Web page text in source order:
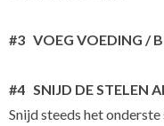
#3 VOEG VOEDING /
#4 SNIJD DE STELEN
Snijd steeds het